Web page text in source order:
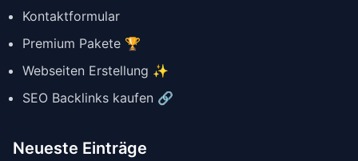
Kontaktformular
Premium Pakete 🏆
Webseiten Erstellung ✨
SEO Backlinks kaufen 🔗
Neueste Einträge